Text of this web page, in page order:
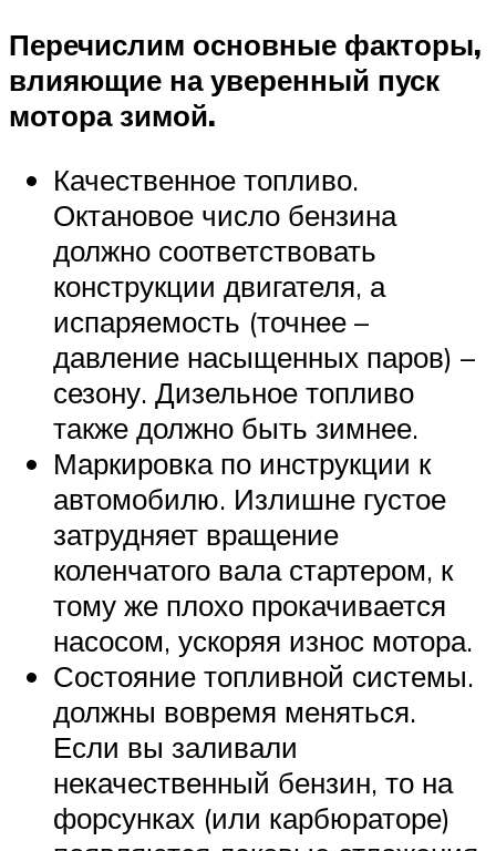
Перечислим основные факторы,
влияющие на уверенный пуск
мотора зимой.
Качественное топливо.
Октановое число бензина
должно соответствовать
конструкции двигателя, а
испаряемость (точнее –
давление насыщенных паров) –
сезону. Дизельное топливо
также должно быть зимнее.
Маркировка по инструкции к
автомобилю. Излишне густое
затрудняет вращение
коленчатого вала стартером, к
тому же плохо прокачивается
насосом, ускоряя износ мотора.
Состояние топливной системы.
должны вовремя меняться.
Если вы заливали
некачественный бензин, то на
форсунках (или карбюраторе)